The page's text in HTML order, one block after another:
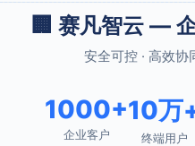
🏢 赛凡智云 —
安全可控 · 高效协
1000+
企业客户
10万
终端用户